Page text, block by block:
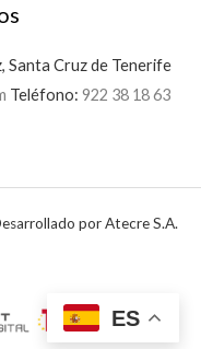
Santa Cruz de Tenerife
Teléfono: 922 38 18 63
por Atecre S.A.
ES